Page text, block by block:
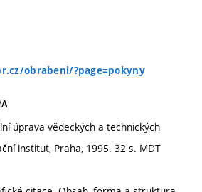
obrabeni/?page=pokyny
úprava vědeckých a technických
institut, Praha, 1995. 32 s. MDT